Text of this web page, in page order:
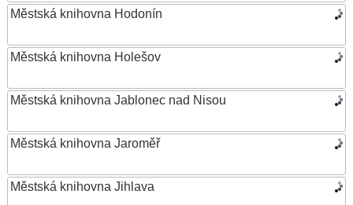
Městská knihovna Hodonín
Městská knihovna Holešov
Městská knihovna Jablonec nad Nisou
Městská knihovna Jaroměř
Městská knihovna Jihlava